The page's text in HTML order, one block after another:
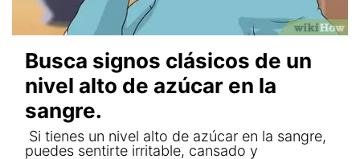
Busca signos clásicos de un
nivel alto de azúcar en la
sangre.
Si tienes un nivel alto de azúcar en la sangre,
puedes sentirte irritable, cansado y